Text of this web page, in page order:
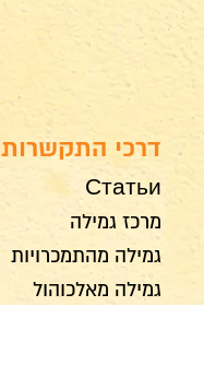
דרכי התקשרות
Статьи
מרכז גמילה
גמילה מהתמכרויות
גמילה מאלכוהול